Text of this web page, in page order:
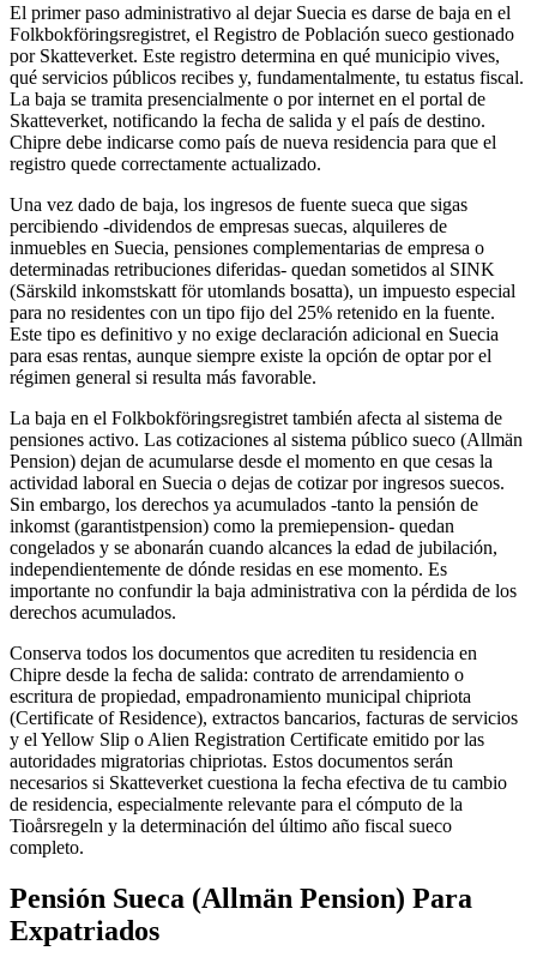
El primer paso administrativo al dejar Suecia es darse de baja en el
Folkbokföringsregistret, el Registro de Población sueco gestionado
por Skatteverket. Este registro determina en qué municipio vives,
qué servicios públicos recibes y, fundamentalmente, tu estatus fiscal.
La baja se tramita presencialmente o por internet en el portal de
Skatteverket, notificando la fecha de salida y el país de destino.
Chipre debe indicarse como país de nueva residencia para que el
registro quede correctamente actualizado.
Una vez dado de baja, los ingresos de fuente sueca que sigas
percibiendo -dividendos de empresas suecas, alquileres de
inmuebles en Suecia, pensiones complementarias de empresa o
determinadas retribuciones diferidas- quedan sometidos al SINK
(Särskild inkomstskatt för utomlands bosatta), un impuesto especial
para no residentes con un tipo fijo del 25% retenido en la fuente.
Este tipo es definitivo y no exige declaración adicional en Suecia
para esas rentas, aunque siempre existe la opción de optar por el
régimen general si resulta más favorable.
La baja en el Folkbokföringsregistret también afecta al sistema de
pensiones activo. Las cotizaciones al sistema público sueco (Allmän
Pension) dejan de acumularse desde el momento en que cesas la
actividad laboral en Suecia o dejas de cotizar por ingresos suecos.
Sin embargo, los derechos ya acumulados -tanto la pensión de
inkomst (garantistpension) como la premiepension- quedan
congelados y se abonarán cuando alcances la edad de jubilación,
independientemente de dónde residas en ese momento. Es
importante no confundir la baja administrativa con la pérdida de los
derechos acumulados.
Conserva todos los documentos que acrediten tu residencia en
Chipre desde la fecha de salida: contrato de arrendamiento o
escritura de propiedad, empadronamiento municipal chipriota
(Certificate of Residence), extractos bancarios, facturas de servicios
y el Yellow Slip o Alien Registration Certificate emitido por las
autoridades migratorias chipriotas. Estos documentos serán
necesarios si Skatteverket cuestiona la fecha efectiva de tu cambio
de residencia, especialmente relevante para el cómputo de la
Tioårsregeln y la determinación del último año fiscal sueco
completo.
Pensión Sueca (Allmän Pension) Para
Expatriados